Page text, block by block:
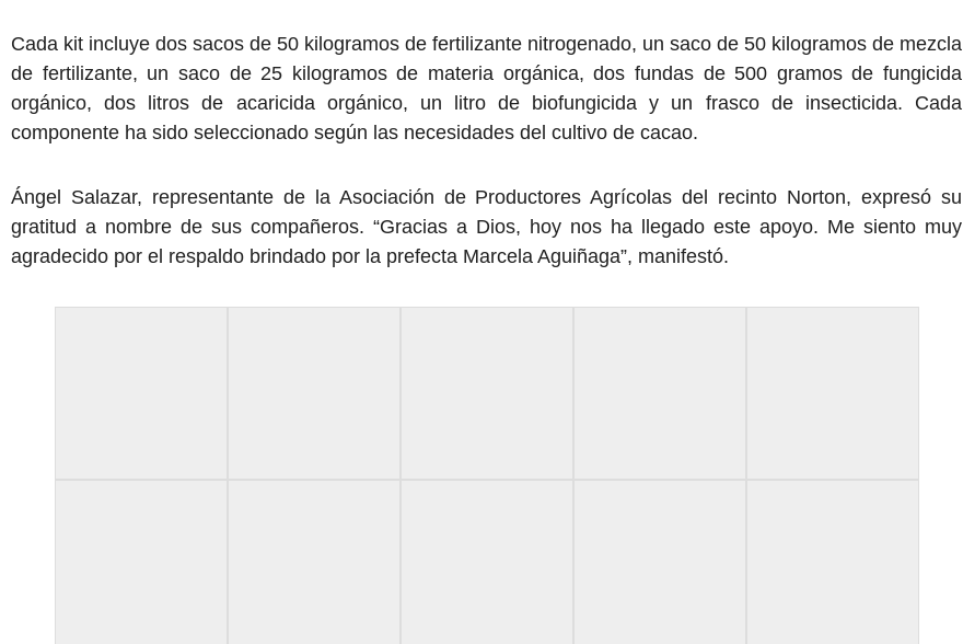
Cada kit incluye dos sacos de 50 kilogramos de fertilizante nitrogenado, un saco de 50 kilogramos de mezcla
de fertilizante, un saco de 25 kilogramos de materia orgánica, dos fundas de 500 gramos de fungicida
orgánico, dos litros de acaricida orgánico, un litro de biofungicida y un frasco de insecticida. Cada
componente ha sido seleccionado según las necesidades del cultivo de cacao.
Ángel Salazar, representante de la Asociación de Productores Agrícolas del recinto Norton, expresó su
gratitud a nombre de sus compañeros. “Gracias a Dios, hoy nos ha llegado este apoyo. Me siento muy
agradecido por el respaldo brindado por la prefecta Marcela Aguiñaga”, manifestó.